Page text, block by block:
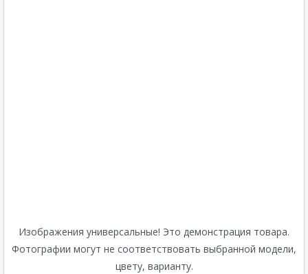
Изображения универсальные! Это демонстрация товара.
Фотографии могут не соответствовать выбранной модели,
цвету, варианту.